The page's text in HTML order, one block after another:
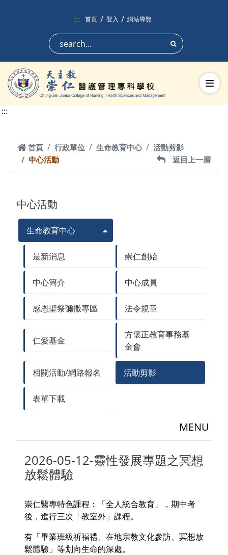
:::
首頁 登入 網站導覽
搜尋
切換
:::
首頁
首頁 行政單位 生命教育中心
活動剪影
中心活動
返回上一層
返回上一層
中心活動
生命教育中心
最新消息 崇仁創始
中心簡介 中心成員
感恩聖祭彌撒專區 法令規章
仁愛基金
方懷正教育事務基
金會
相關活動/網路報名 活動剪影
表單下載
MENU
2026-05-12-靈性發展專題之冥想
放鬆體驗
崇仁醫專特色課程：「全人統合教育」，期中考
後，進行三次「教室外」課程。
有「畢業班級祈福禮、在地宗教文化參訪、冥想放
鬆體驗」等划向生命的深處。